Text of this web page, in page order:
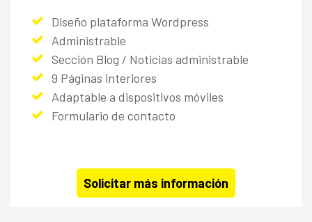
Diseño plataforma Wordpress
Administrable
Sección Blog / Noticias administrable
9 Páginas interiores
Adaptable a dispositivos móviles
Formulario de contacto
Solicitar más información